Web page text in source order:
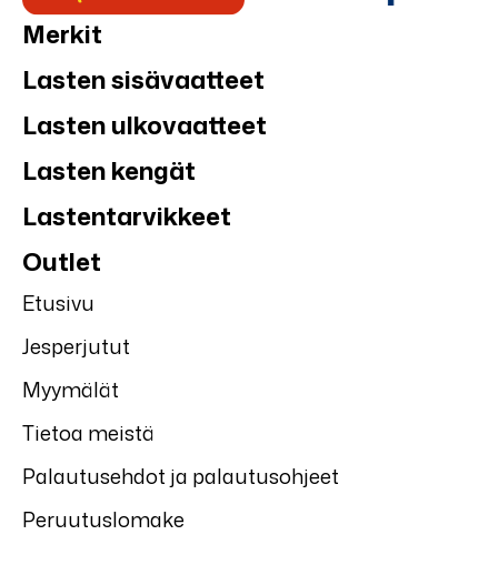
Merkit
Lasten sisävaatteet
Lasten ulkovaatteet
Lasten kengät
Lastentarvikkeet
Outlet
Etusivu
Jesperjutut
Myymälät
Tietoa meistä
Palautusehdot ja palautusohjeet
Peruutuslomake